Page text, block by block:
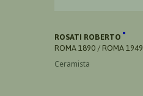
ROSATI ROBERTO
ROMA 1890 / ROMA 1949
Ceramista